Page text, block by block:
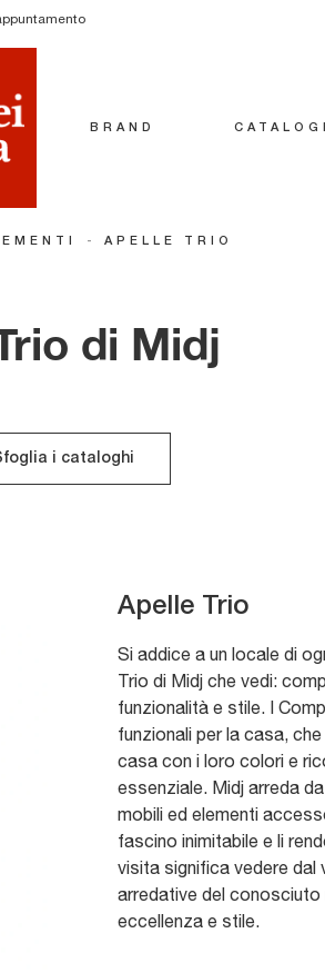
BRAND
- APELLE TRIO
di Midj
i cataloghi
Apelle Trio
Si addice a un locale di
Trio di Midj che vedi:
funzionalità e stile. I
funzionali per la casa,
casa con i loro colori e
essenziale. Midj arreda
mobili ed elementi
fascino inimitabile e li
visita significa vedere dal
arredative del conosciuto
eccellenza e stile.